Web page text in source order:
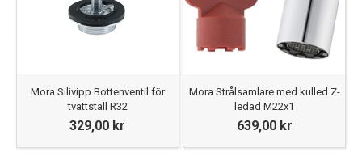
Mora Silivipp Bottenventil för
tvättställ R32
329,00 kr
Mora Strålsamlare med kulled Z-
ledad M22x1
639,00 kr